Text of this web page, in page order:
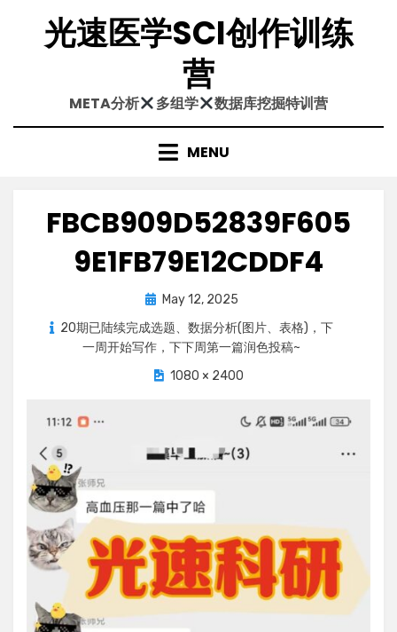
content光速医学SCI创作训练
营
META分析 多组学 数据库挖掘特训营
MENU
FBCB909D52839F605
9E1FB79E12CDDF4
Posted
on
May 12, 2025
20期已陆续完成选题、数据分析(图片、表格)，下
一周开始写作，下下周第一篇润色投稿~
1080 × 2400